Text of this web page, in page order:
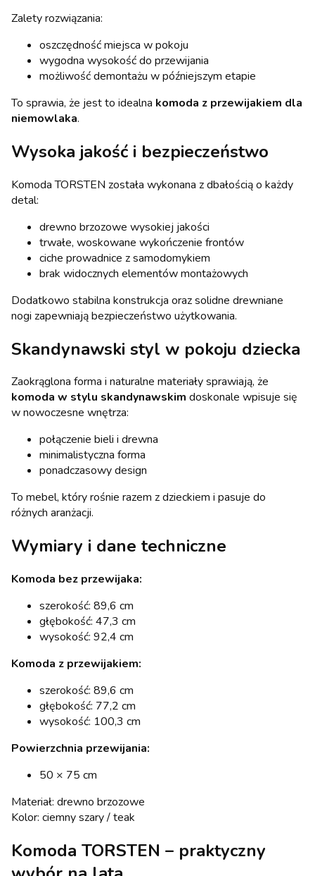
Zalety rozwiązania:
oszczędność miejsca w pokoju
wygodna wysokość do przewijania
możliwość demontażu w późniejszym etapie
To sprawia, że jest to idealna komoda z przewijakiem dla
niemowlaka.
Wysoka jakość i bezpieczeństwo
Komoda TORSTEN została wykonana z dbałością o każdy
detal:
drewno brzozowe wysokiej jakości
trwałe, woskowane wykończenie frontów
ciche prowadnice z samodomykiem
brak widocznych elementów montażowych
Dodatkowo stabilna konstrukcja oraz solidne drewniane
nogi zapewniają bezpieczeństwo użytkowania.
Skandynawski styl w pokoju dziecka
Zaokrąglona forma i naturalne materiały sprawiają, że
komoda w stylu skandynawskim doskonale wpisuje się
w nowoczesne wnętrza:
połączenie bieli i drewna
minimalistyczna forma
ponadczasowy design
To mebel, który rośnie razem z dzieckiem i pasuje do
różnych aranżacji.
Wymiary i dane techniczne
Komoda bez przewijaka:
szerokość: 89,6 cm
głębokość: 47,3 cm
wysokość: 92,4 cm
Komoda z przewijakiem:
szerokość: 89,6 cm
głębokość: 77,2 cm
wysokość: 100,3 cm
Powierzchnia przewijania:
50 × 75 cm
Materiał: drewno brzozowe
Kolor: ciemny szary / teak
Komoda TORSTEN – praktyczny